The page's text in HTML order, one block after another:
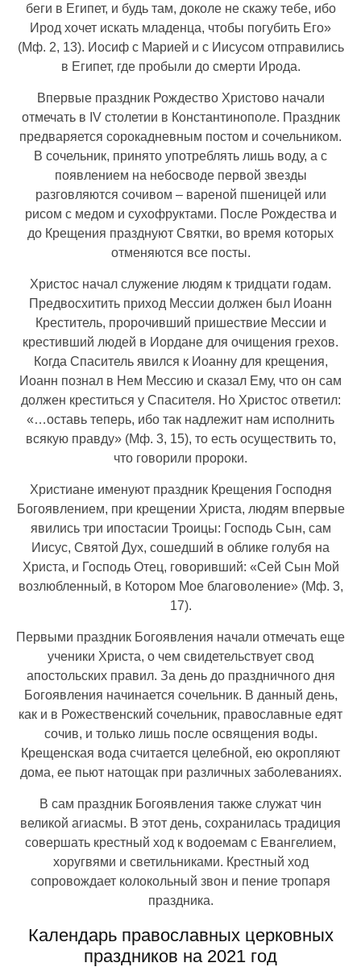
беги в Египет, и будь там, доколе не скажу тебе, ибо
Ирод хочет искать младенца, чтобы погубить Его»
(Мф. 2, 13). Иосиф с Марией и с Иисусом отправились
в Египет, где пробыли до смерти Ирода.
Впервые праздник Рождество Христово начали
отмечать в IV столетии в Константинополе. Праздник
предваряется сорокадневным постом и сочельником.
В сочельник, принято употреблять лишь воду, а с
появлением на небосводе первой звезды
разговляются сочивом – вареной пшеницей или
рисом с медом и сухофруктами. После Рождества и
до Крещения празднуют Святки, во время которых
отменяются все посты.
Христос начал служение людям к тридцати годам.
Предвосхитить приход Мессии должен был Иоанн
Креститель, пророчивший пришествие Мессии и
крестивший людей в Иордане для очищения грехов.
Когда Спаситель явился к Иоанну для крещения,
Иоанн познал в Нем Мессию и сказал Ему, что он сам
должен креститься у Спасителя. Но Христос ответил:
«…оставь теперь, ибо так надлежит нам исполнить
всякую правду» (Мф. 3, 15), то есть осуществить то,
что говорили пророки.
Христиане именуют праздник Крещения Господня
Богоявлением, при крещении Христа, людям впервые
явились три ипостасии Троицы: Господь Сын, сам
Иисус, Святой Дух, сошедший в облике голубя на
Христа, и Господь Отец, говоривший: «Сей Сын Мой
возлюбленный, в Котором Мое благоволение» (Мф. 3,
17).
Первыми праздник Богоявления начали отмечать еще
ученики Христа, о чем свидетельствует свод
апостольских правил. За день до праздничного дня
Богоявления начинается сочельник. В данный день,
как и в Рожественский сочельник, православные едят
сочив, и только лишь после освящения воды.
Крещенская вода считается целебной, ею окропляют
дома, ее пьют натощак при различных заболеваниях.
В сам праздник Богоявления также служат чин
великой агиасмы. В этот день, сохранилась традиция
совершать крестный ход к водоемам с Евангелием,
хоругвями и светильниками. Крестный ход
сопровождает колокольный звон и пение тропаря
праздника.
Календарь православных церковных
праздников на 2021 год